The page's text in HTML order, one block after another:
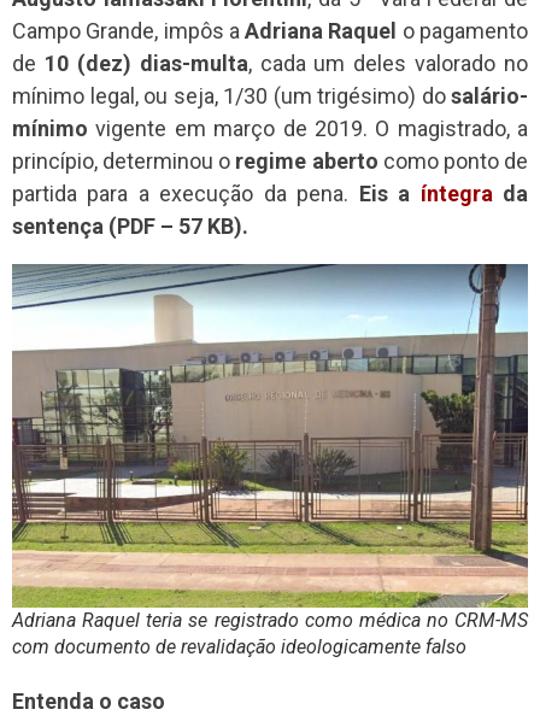
Campo Grande, impôs aAdriana Raquel o pagamento
de 10 (dez) dias-multa, cada um deles valorado no
mínimo legal, ou seja, 1/30 (um trigésimo) dosalário-
mínimo vigente em março de 2019. O magistrado, a
princípio, determinou o regime aberto como ponto de
partida para a execução da pena. Eis a íntegra da
sentença (PDF – 57 KB).
Adriana Raquel teria se registrado como médica no CRM-MS
com documento de revalidação ideologicamente falso
Entenda o caso